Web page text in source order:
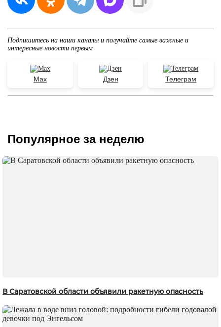
Подпишитесь на наши каналы и получайте самые важные и
интересные новости первым
Max Дзен Телеграм
Популярное за неделю
В Саратовской области объявили ракетную опасность